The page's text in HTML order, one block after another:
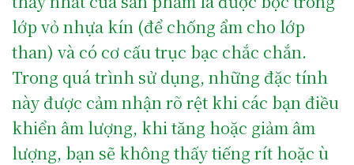
lớp vỏ nhựa kín (để chống ẩm cho lớp
than) và có cơ cấu trục bạc chắc chắn.
Trong quá trình sử dụng, những đặc tính
này được cảm nhận rõ rệt khi các bạn điều
khiển âm lượng, khi tăng hoặc giảm âm
lượng, bạn sẽ không thấy tiếng rít hoặc ù